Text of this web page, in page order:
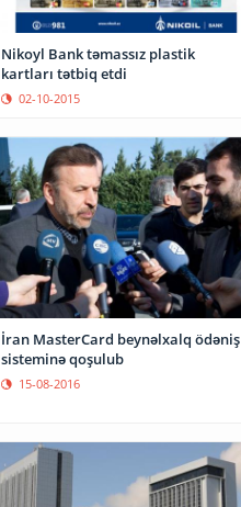
Nikoyl Bank təmassız plastik
kartları tətbiq etdi
02-10-2015
İran MasterCard beynəlxalq ödəniş
sisteminə qoşulub
15-08-2016